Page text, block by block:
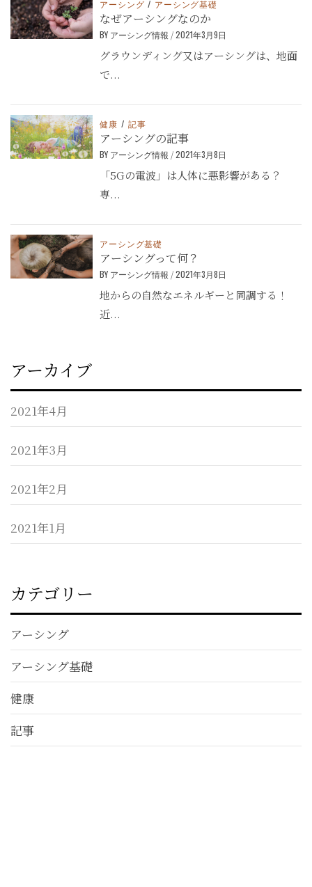
アーシング / アーシング基礎
なぜアーシングなのか
BY アーシング情報 /2021年3月9日
グラウンディング又はアーシングは、地面
で...
健康 / 記事
アーシングの記事
BY アーシング情報 /2021年3月8日
「5Gの電波」は人体に悪影響がある？
専...
アーシング基礎
アーシングって何？
BY アーシング情報 /2021年3月8日
地からの自然なエネルギーと同調する！
近...
アーカイブ
2021年4月
2021年3月
2021年2月
2021年1月
カテゴリー
アーシング
アーシング基礎
健康
記事